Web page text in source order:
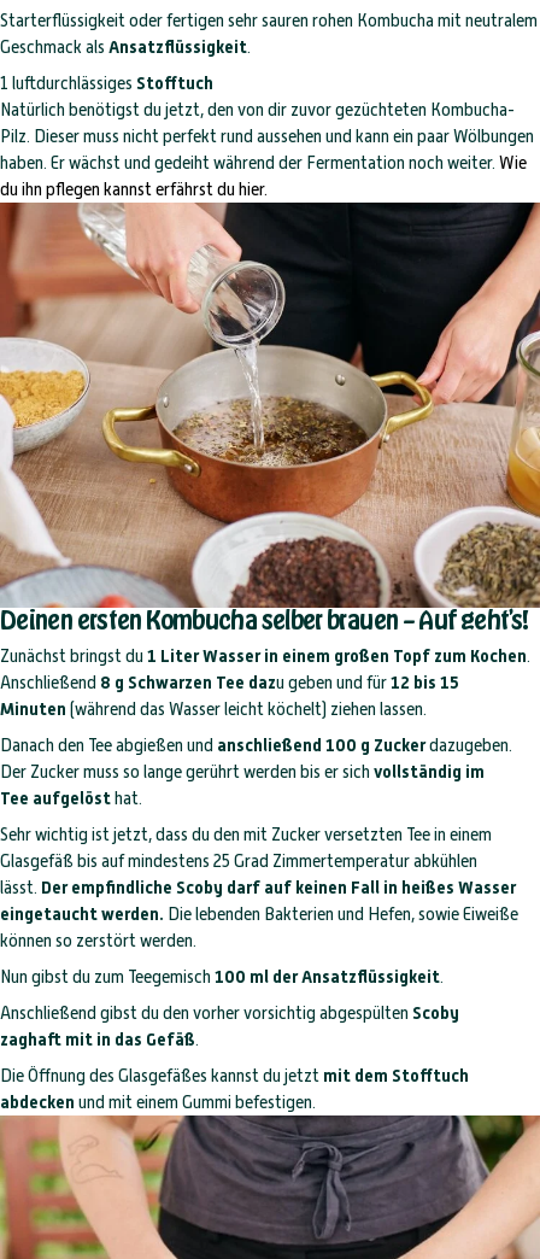
Starterflüssigkeit oder fertigen sehr sauren rohen Kombucha mit neutralem
Geschmack als Ansatzflüssigkeit.
1 luftdurchlässiges Stofftuch
Natürlich benötigst du jetzt, den von dir zuvor gezüchteten Kombucha-
Pilz. Dieser muss nicht perfekt rund aussehen und kann ein paar Wölbungen
haben. Er wächst und gedeiht während der Fermentation noch weiter. Wie
du ihn pflegen kannst erfährst du hier.
Deinen ersten Kombucha selber brauen – Auf geht’s!
Zunächst bringst du 1 Liter Wasser in einem großen Topf zum Kochen.
Anschließend 8 g Schwarzen Tee dazu geben und für12 bis 15
Minuten (während das Wasser leicht köchelt) ziehen lassen.
Danach den Tee abgießen und anschließend 100 g Zuckerdazugeben.
Der Zucker muss so lange gerührt werden bis er sich vollständig im
Tee aufgelöst hat.
Sehr wichtig ist jetzt, dass du den mit Zucker versetzten Tee in einem
Glasgefäß bis auf mindestens 25 Grad Zimmertemperatur abkühlen
lässt. Der empfindliche Scoby darf auf keinen Fall in heißes Wasser
eingetauchtwerden. Die lebenden Bakterien und Hefen, sowie Eiweiße
können so zerstört werden.
Nun gibst du zum Teegemisch 100 ml der Ansatzflüssigkeit.
Anschließend gibst du den vorher vorsichtig abgespülten Scoby
zaghaft mit in das Gefäß.
Die Öffnung des Glasgefäßes kannst du jetzt mit dem Stofftuch
abdecken und mit einem Gummi befestigen.